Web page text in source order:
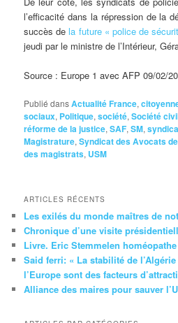
l’efficacité dans la répression de la
succès dela future « police de
jeudi par le ministre de l’Intérieur,
Source : Europe 1 avec AFP 09/02/
Publié dansActualité France,
sociaux, Politique,société,Société
réforme de la justice,SAF,SM,
Magistrature,Syndicat des Avocats
des magistrats, USM
ARTICLES RÉCENTS
Les exilés du monde maîtres de
Chronique d’une visite
Livre. Eric Stemmelen
Said ferri: « La stabilité de
l’Europe sont des facteurs
Alliance des maires pour sauver